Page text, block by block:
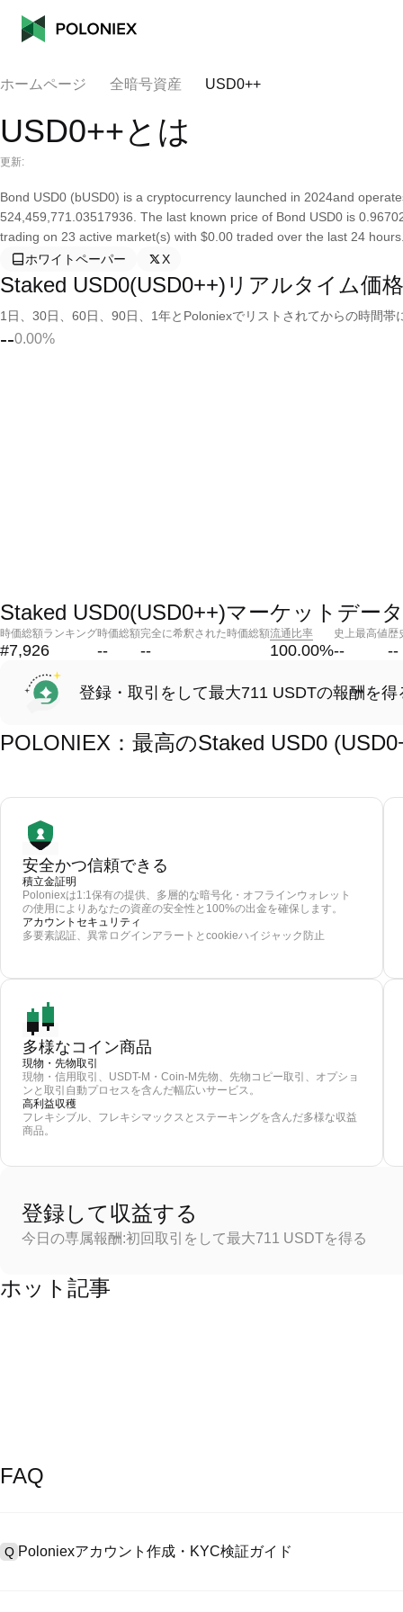
ホームページ 全暗号資産 USD0++
USD0++とは
更新:
Bond USD0 (bUSD0) is a cryptocurrency launched in 2024and
524,459,771.03517936. The last known price of Bond USD0 is
trading on 23 active market(s) with $0.00 traded over the last 24
ホワイトペーパー
X
Staked USD0(USD0++)リアルタイム価格
1日、30日、60日、90日、1年とPoloniexでリストされてからの時間
--0.00%
Staked USD0(USD0++)マーケットデータ
時価総額ランキング
#7,926
時価総額
--
完全に希釈された時価総額
--
流通比率
100.00%
史上最高値
--
歴
--
登録・取引をして最大711 USDTの報酬を得
POLONIEX：最高のStaked USD0
安全かつ信頼できる
積立金証明
Poloniexは1:1保有の提供、多層的な暗号化・オフラインウォレット
の使用によりあなたの資産の安全性と100%の出金を確保します。
アカウントセキュリティ
多要素認証、異常ログインアラートとcookieハイジャック防止
多様なコイン商品
現物・先物取引
現物・信用取引、USDT-M・Coin-M先物、先物コピー取引、オプショ
ンと取引自動プロセスを含んだ幅広いサービス。
高利益収穫
フレキシブル、フレキシマックスとステーキングを含んだ多様な収益
商品。
登録して収益する
今日の専属報酬:初回取引をして最大711 USDTを得る
ホット記事
FAQ
Q Poloniexアカウント作成・KYC検証ガイド